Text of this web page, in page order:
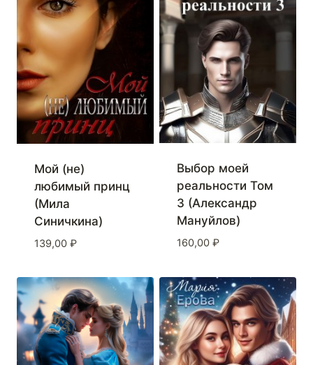
Мой (не)
любимый принц
(Мила
Синичкина)
139,00 ₽
Выбор моей
реальности Том
3 (Александр
Мануйлов)
160,00 ₽